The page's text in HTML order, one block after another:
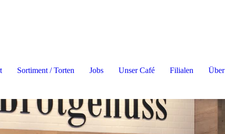
Sortiment / Torten Jobs Unser Café Filialen